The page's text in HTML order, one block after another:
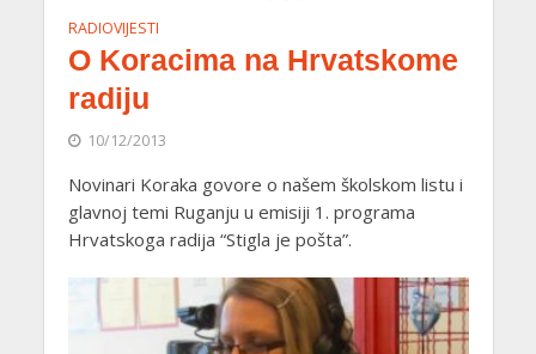
RADIOVIJESTI
O Koracima na Hrvatskome
radiju
10/12/2013
Novinari Koraka govore o našem školskom listu i
glavnoj temi Ruganju u emisiji 1. programa
Hrvatskoga radija “Stigla je pošta”.